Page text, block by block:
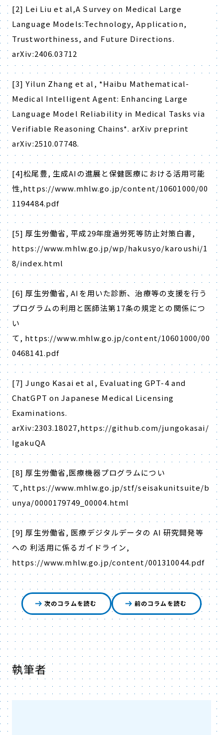
[2] Lei Liu et al,A Survey on Medical Large
Language Models:Technology, Application,
Trustworthiness, and Future Directions.
arXiv:2406.03712
[3] Yilun Zhang et al, *Haibu Mathematical-
Medical Intelligent Agent: Enhancing Large
Language Model Reliability in Medical Tasks via
Verifiable Reasoning Chains*. arXiv preprint
arXiv:2510.07748.
[4]松尾豊, 生成AIの進展と保健医療における活用可能
性,https://www.mhlw.go.jp/content/10601000/00
1194484.pdf
[5] 厚生労働省,平成29年度過労死等防止対策白書,
https://www.mhlw.go.jp/wp/hakusyo/karoushi/1
8/index.html
[6] 厚生労働省, AIを用いた診断、治療等の支援を行う
プログラムの利用と医師法第17条の規定との関係につ
い
て, https://www.mhlw.go.jp/content/10601000/00
0468141.pdf
[7] Jungo Kasai et al, Evaluating GPT-4 and
ChatGPT on Japanese Medical Licensing
Examinations.
arXiv:2303.18027,https://github.com/jungokasai/
IgakuQA
[8] 厚生労働省,医療機器プログラムについ
て,https://www.mhlw.go.jp/stf/seisakunitsuite/b
unya/0000179749_00004.html
[9] 厚生労働省, 医療デジタルデータの AI研究開発等
への 利活用に係るガイドライン,
https://www.mhlw.go.jp/content/001310044.pdf
次のコラムを読む 前のコラムを読む
執筆者